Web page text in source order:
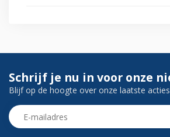
Schrijf je nu in voor onze
Blijf op de hoogte over onze laatste acties